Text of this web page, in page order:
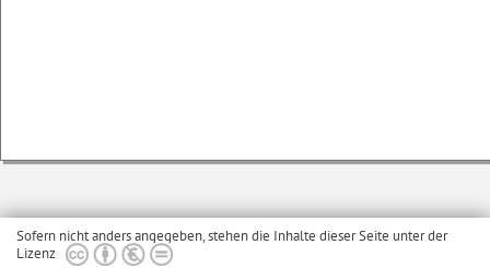
Sofern nicht anders angegeben, stehen die Inhalte dieser Seite unter der
Lizenz